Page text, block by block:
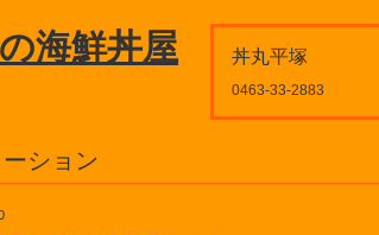
丼丸平塚
0463-33-2883
海鮮丼屋
ション